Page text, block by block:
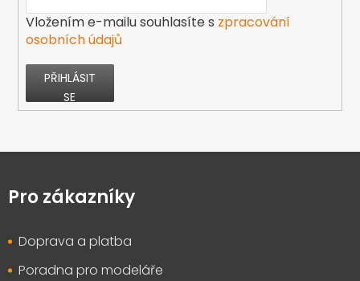
Vložením e-mailu souhlasíte s zpracování
osobních údajů
PŘIHLÁSIT
SE
pPro zákazníky
Doprava a platba
Poradna pro modeláře